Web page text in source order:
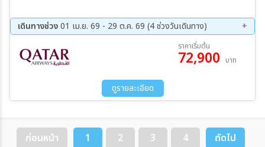
เดินทางช่วง01 เม.ย. 69 - 29 ต.ค. 69 (4 ช่วงวันเดินทาง)
22 ก.ย. 69 - 29 ก.ย. 69
13 ต.ค. 69 - 20 ต.ค. 69
22 ต.ค. 69 - 29 ต.ค. 69
ราคาเริ่มต้น
72,900 บาท
ดูรายละเอียด
ก่อนหน้า 1 2 3 4 ถัดไป